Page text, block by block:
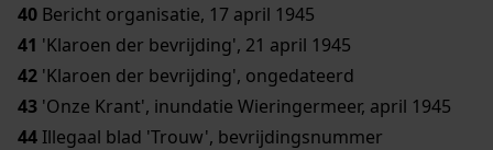
40 Bericht organisatie, 17 april 1945
41 'Klaroen der bevrijding', 21 april 1945
42 'Klaroen der bevrijding', ongedateerd
43 'Onze Krant', inundatie Wieringermeer, april 1945
44 Illegaal blad 'Trouw', bevrijdingsnummer